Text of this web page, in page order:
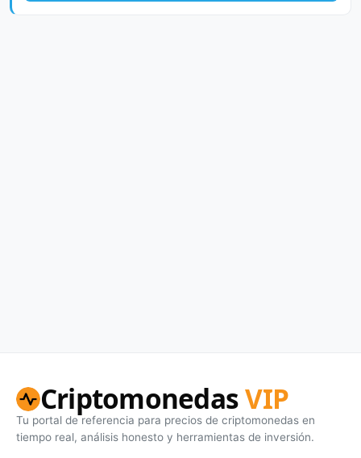
CriptomonedasVIP
Tu portal de referencia para precios de criptomonedas en
tiempo real, análisis honesto y herramientas de inversión.